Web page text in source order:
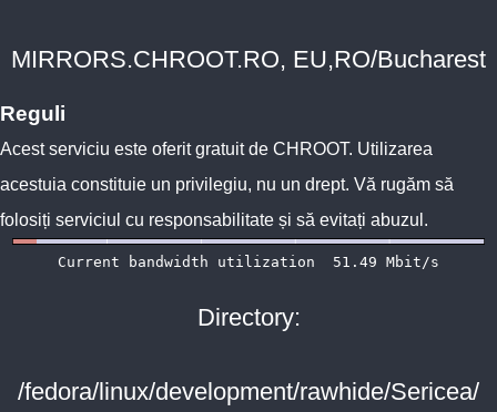
MIRRORS.CHROOT.RO, EU,RO/Bucharest
Reguli
Acest serviciu este oferit gratuit de CHROOT. Utilizarea
acestuia constituie un privilegiu, nu un drept. Vă rugăm să
folosiți serviciul cu responsabilitate și să evitați abuzul.
Directory:
/fedora/linux/development/rawhide/Sericea/